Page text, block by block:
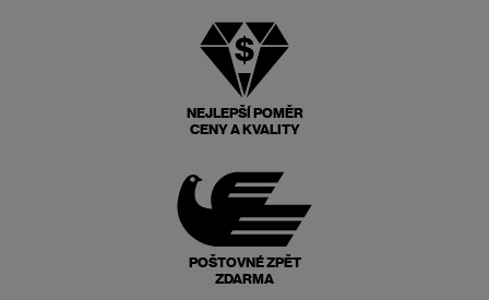
NEJLEPŠÍ POMĚR
CENY A KVALITY
POŠTOVNÉ ZPĚT
ZDARMA